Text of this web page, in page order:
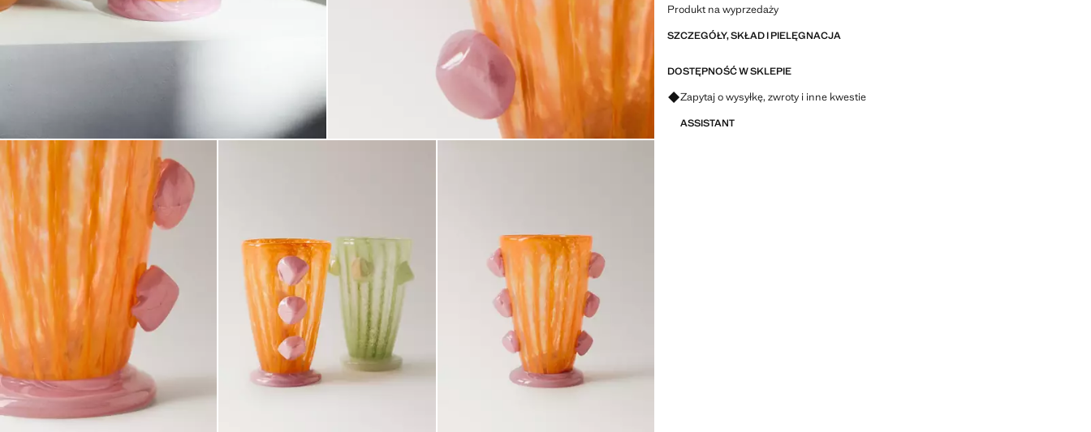
Produkt na wyprzedaży
SZCZEGÓŁY, SKŁAD I PIELĘGNACJA
DOSTĘPNOŚĆ W SKLEPIE
Zapytaj o wysyłkę, zwroty i inne kwestie
ASSISTANT